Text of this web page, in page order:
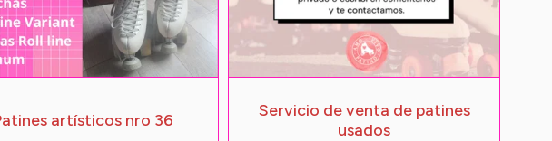
artísticos nro 36
Servicio de venta de patines
usados